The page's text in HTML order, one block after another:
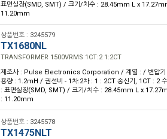
표면실장(SMD, SMT) / 크기/치수 : 28.45mm L x
11.20mm
상품번호 : 3245579
TX1680NL
TRANSFORMER 1500VRMS 1CT:2 1:2CT
제조사 : Pulse Electronics Corporation / 계열 : / 변압기
용량 : 1.2mH / 권선비 - 1차:2차 : 1 : 2CT 송신기, 1CT : 2
: 표면실장(SMD, SMT) / 크기/치수 : 28.45mm L x
: 11.20mm
상품번호 : 3245578
TX1475NLT